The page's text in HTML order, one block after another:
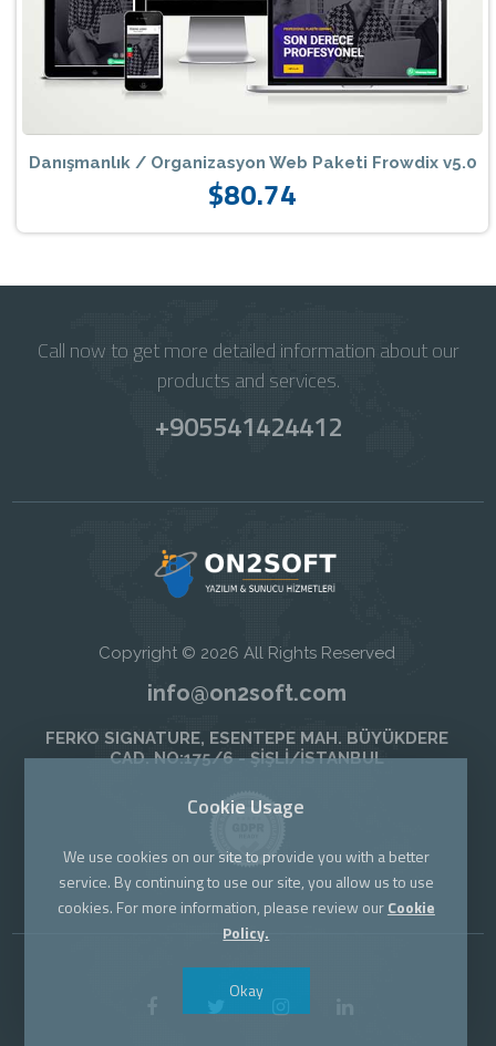
Danışmanlık / Organizasyon Web Paketi Frowdix v5.0
$80.74
Call now to get more detailed information about our
products and services.
+905541424412
Copyright © 2026 All Rights Reserved
info@on2soft.com
FERKO SIGNATURE, ESENTEPE MAH. BÜYÜKDERE
CAD. NO:175/6 - ŞİŞLİ/İSTANBUL
Cookie Usage
We use cookies on our site to provide you with a better
service. By continuing to use our site, you allow us to use
cookies. For more information, please review ourCookie
Policy.
Okay